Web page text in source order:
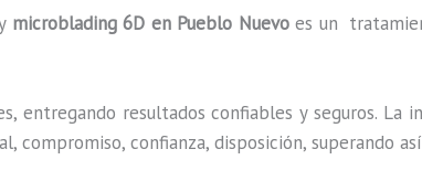
microblading6D en Pueblo Nuevoes un
entregando resultados confiables y seguros. La
compromiso, confianza, disposición, superando